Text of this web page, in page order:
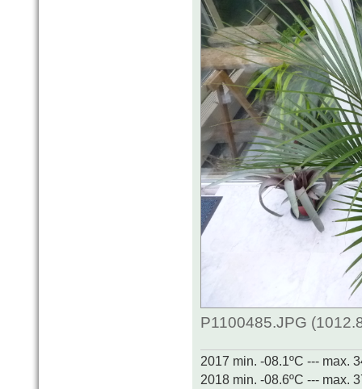
P1100485.JPG
2017 min. -08.1ºC --- max.
2018 min. -08.6ºC --- max.